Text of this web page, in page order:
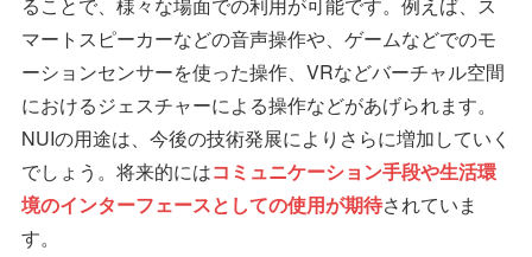
マートスピーカーなどの音声操作や、ゲームなどでのモ
ーションセンサーを使った操作、VRなどバーチャル空間
におけるジェスチャーによる操作などがあげられます。
NUIの用途は、今後の技術発展によりさらに増加していく
でしょう。将来的にはコミュニケーション手段や生活環
境のインターフェースとしての使用が期待されていま
す。